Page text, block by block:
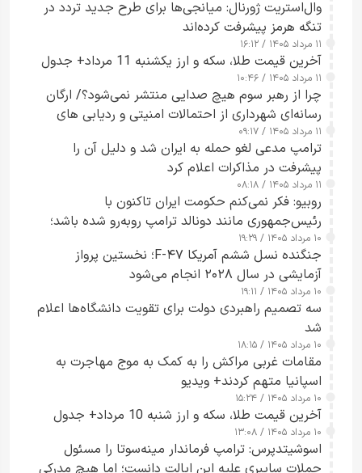
وال‌استریت ژورنال: میانجی‌ها برای طرح جدید تردد در
تنگه هرمز پیشرفت کرده‌اند
۱۱ مرداد ۱۴۰۵ / ۱۶:۱۲
آخرین قیمت طلا، سکه و ارز یکشنبه 11 مرداد+ جدول
۱۱ مرداد ۱۴۰۵ / ۱۰:۴۶
چرا از رهبر سوم هیچ صدایی منتشر نمی‌شود؟/ ارگان
رسانه‌ای شهرداری از احتمالات امنیتی و ردیابی های
جاسوسی گفت
۱۱ مرداد ۱۴۰۵ / ۰۹:۱۷
ترامپ مدعی لغو حمله به ایران شد و دلیل آن را
پیشرفت در مذاکرات اعلام کرد
۱۱ مرداد ۱۴۰۵ / ۰۸:۱۸
روبیو: فکر نمی‌کنم حکومت ایران تاکنون با
رئیس‌جمهوری مانند دونالد ترامپ روبه‌رو شده باشد؛
کسی که واقعاً دست به اقدام می‌زند
۱۰ مرداد ۱۴۰۵ / ۱۹:۲۹
جنگنده نسل ششم آمریکا F-۴۷؛ نخستین پرواز
آزمایشی در سال ۲۰۲۸ انجام می‌شود
۱۰ مرداد ۱۴۰۵ / ۱۹:۱۱
سه تصمیم راهبردی دولت برای تقویت دانشگاه‌ها اعلام
شد
۱۰ مرداد ۱۴۰۵ / ۱۸:۱۵
مقامات غربی مراکش را به کمک به موج مهاجرت به
اسپانیا متهم کردند+ ویدیو
۱۰ مرداد ۱۴۰۵ / ۱۵:۲۴
آخرین قیمت طلا، سکه و ارز شنبه 10 مرداد+ جدول
۱۰ مرداد ۱۴۰۵ / ۱۳:۰۸
اسوشیتدپرس: ترامپ فرماندار مینه‌سوتا را مسئول